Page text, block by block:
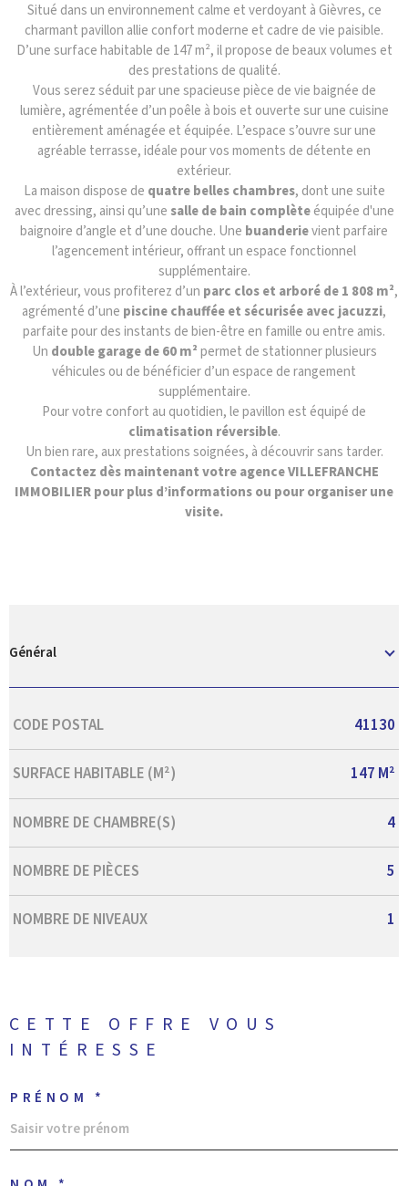
Situé dans un environnement calme et verdoyant à Gièvres, ce
charmant pavillon allie confort moderne et cadre de vie paisible.
D’une surface habitable de 147 m², il propose de beaux volumes et
des prestations de qualité.
Vous serez séduit par une spacieuse pièce de vie baignée de
lumière, agrémentée d’un poêle à bois et ouverte sur une cuisine
entièrement aménagée et équipée. L’espace s’ouvre sur une
agréable terrasse, idéale pour vos moments de détente en
extérieur.
La maison dispose de quatre belles chambres, dont une suite
avec dressing, ainsi qu’une salle de bain complèteéquipée d'une
baignoire d’angle et d’une douche. Une buanderievient parfaire
l’agencement intérieur, offrant un espace fonctionnel
supplémentaire.
À l’extérieur, vous profiterez d’un parc clos et arboré de 1 808 m²,
agrémenté d’une piscine chauffée et sécurisée avec jacuzzi,
parfaite pour des instants de bien-être en famille ou entre amis.
Un double garage de 60 m²permet de stationner plusieurs
véhicules ou de bénéficier d’un espace de rangement
supplémentaire.
Pour votre confort au quotidien, le pavillon est équipé de
climatisation réversible.
Un bien rare, aux prestations soignées, à découvrir sans tarder.
Contactez dès maintenant votre agence VILLEFRANCHE
IMMOBILIER pour plus d’informations ou pour organiser une
visite.
Général
Caractérisque Valeurs
CODE POSTAL 41130
SURFACE HABITABLE (M²) 147 M²
NOMBRE DE CHAMBRE(S) 4
NOMBRE DE PIÈCES 5
NOMBRE DE NIVEAUX 1
CETTE OFFRE
VOUS
INTÉRESSE
PRÉNOM *